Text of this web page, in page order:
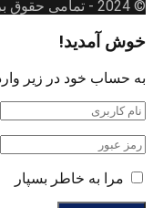
© 2024
- تمامی حقوق
خوش آمدید!
به حساب خود در زیر
مرا به خاطر بسپار